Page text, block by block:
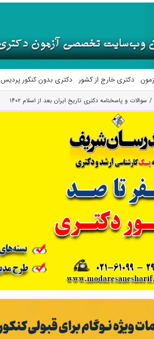
دکتری خارج از کشور دکتری بدون کنکور پردیس
سوالات و پاسخنامه دکتری تاریخ ایران بعد از اسلام ۱۴۰۲